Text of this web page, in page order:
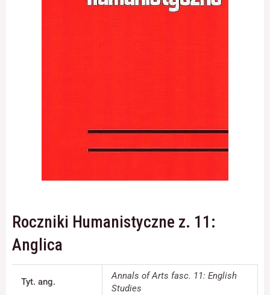
Roczniki Humanistyczne z. 11:
Anglica
Tyt. ang.
Annals of Arts fasc. 11: English
Studies
nie są
one potrzebne
funkcjonalność
i strukturę